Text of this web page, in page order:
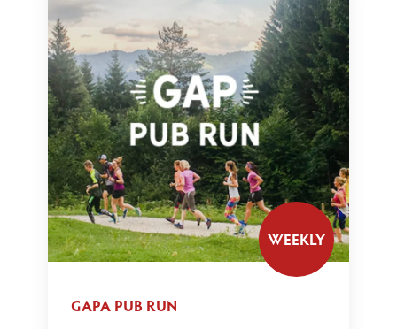
WEEKLY
GAPA PUB RUN